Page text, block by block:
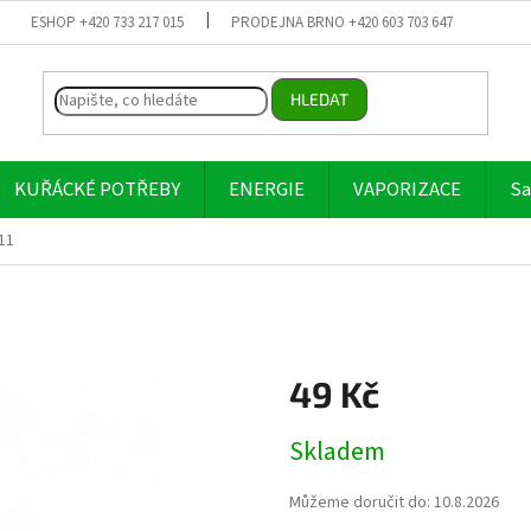
ESHOP +420 733 217 015 PRODEJNA BRNO +420 603 703 647
HLEDAT
KUŘÁCKÉ POTŘEBY ENERGIE VAPORIZACE
49 Kč
cena:
Skladem
Můžeme doručit do: 10.8.2026